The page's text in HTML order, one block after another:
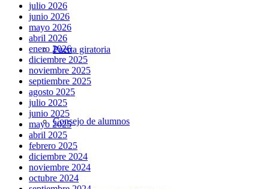
Puerta giratoria
Consejo de alumnos
julio 2026
junio 2026
mayo 2026
abril 2026
enero 2026
diciembre 2025
noviembre 2025
septiembre 2025
agosto 2025
julio 2025
junio 2025
mayo 2025
abril 2025
febrero 2025
diciembre 2024
noviembre 2024
octubre 2024